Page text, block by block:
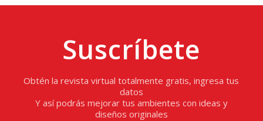
Suscríbete
Obtén la revista virtual totalmente gratis, ingresa tus
datos
Y así podrás mejorar tus ambientes con ideas y
diseños originales